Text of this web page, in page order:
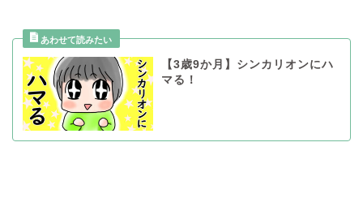
【3歳9か月】シンカリオンにハ
マる！